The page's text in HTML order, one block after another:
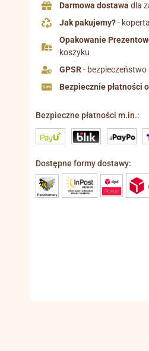
Darmowa dostawa dla
Jak pakujemy?-
Opakowanie
koszyku
GPSR-
Bezpiecznie płatności
Bezpieczne płatności m.in.:
Dostępne formy dostawy: